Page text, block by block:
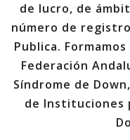
de lucro, de
número de
Publica.
Federación
Síndrome de
de Instituciones